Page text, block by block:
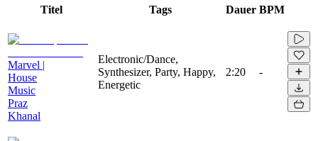
Titel Tags Dauer BPM
Marvel |
House
Music
Praz
Khanal
Electronic/Dance,
Synthesizer, Party, Happy,
Energetic
2:20 -